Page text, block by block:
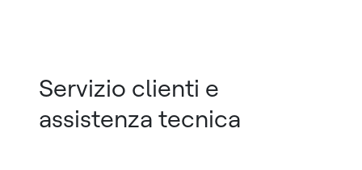
Servizio clienti e
assistenza tecnica